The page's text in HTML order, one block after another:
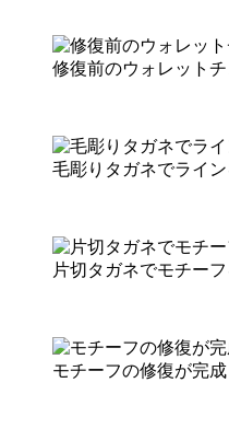
修復前のウォレット
毛彫りタガネでライ
片切タガネでモチー
モチーフの修復が完